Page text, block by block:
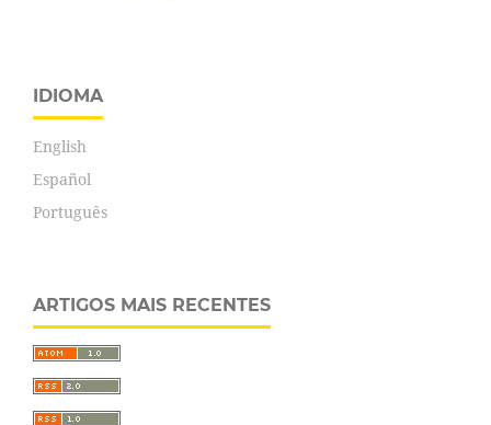
IDIOMA
English
Español
Português
ARTIGOS MAIS RECENTES